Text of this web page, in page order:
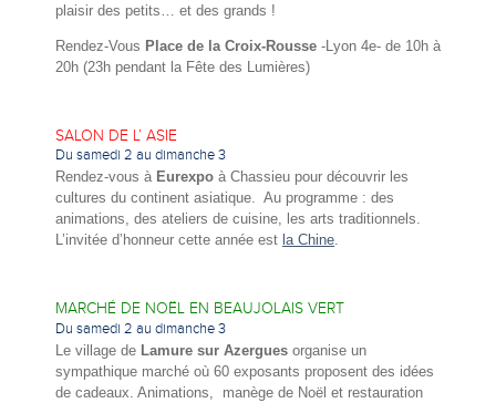
plaisir des petits… et des grands !
Rendez-Vous Place de la Croix-Rousse -Lyon 4e- de 10h à
20h (23h pendant la Fête des Lumières)
SALON DE L’ ASIE
Du samedi 2 au dimanche 3
Rendez-vous à Eurexpo à Chassieu pour découvrir les
cultures du continent asiatique. Au programme : des
animations, des ateliers de cuisine, les arts traditionnels.
L’invitée d’honneur cette année est la Chine.
MARCHÉ DE NOËL EN BEAUJOLAIS VERT
Du samedi 2 au dimanche 3
Le village de Lamure sur Azergues organise un
sympathique marché où 60 exposants proposent des idées
de cadeaux. Animations, manège de Noël et restauration